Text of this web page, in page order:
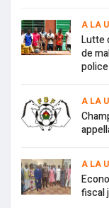
A LA
Lutte
de
A LA
A LA
fiscal